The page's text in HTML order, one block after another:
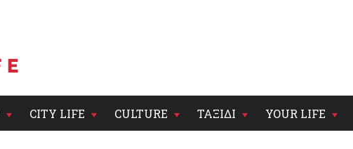
CITY LIFE CULTURE ΤΑΞΙΔΙ YOUR LIFE